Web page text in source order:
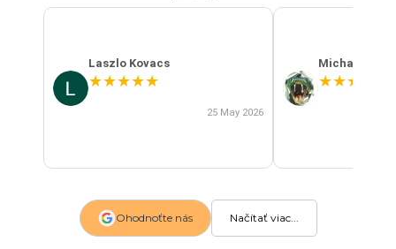
Laszlo Kovacs
★★★★★
25 May 2026
Michal Szabo
★★★
Ohodnoťte nás Načítať viac...